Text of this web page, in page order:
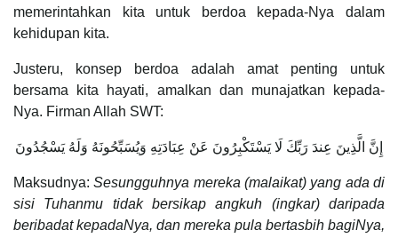
memerintahkan kita untuk berdoa kepada-Nya dalam
kehidupan kita.
Justeru, konsep berdoa adalah amat penting untuk
bersama kita hayati, amalkan dan munajatkan kepada-
Nya. Firman Allah SWT:
إِنَّ الَّذِينَ عِندَ رَبِّكَ لَا يَسْتَكْبِرُونَ عَنْ عِبَادَتِهِ وَيُسَبِّحُونَهُ وَلَهُ يَسْجُدُونَ
Maksudnya: Sesungguhnya mereka (malaikat) yang ada di
sisi Tuhanmu tidak bersikap angkuh (ingkar) daripada
beribadat kepadaNya, dan mereka pula bertasbih bagiNya,